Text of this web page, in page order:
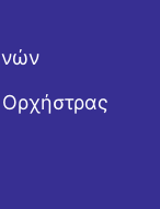
Ορχήστρας